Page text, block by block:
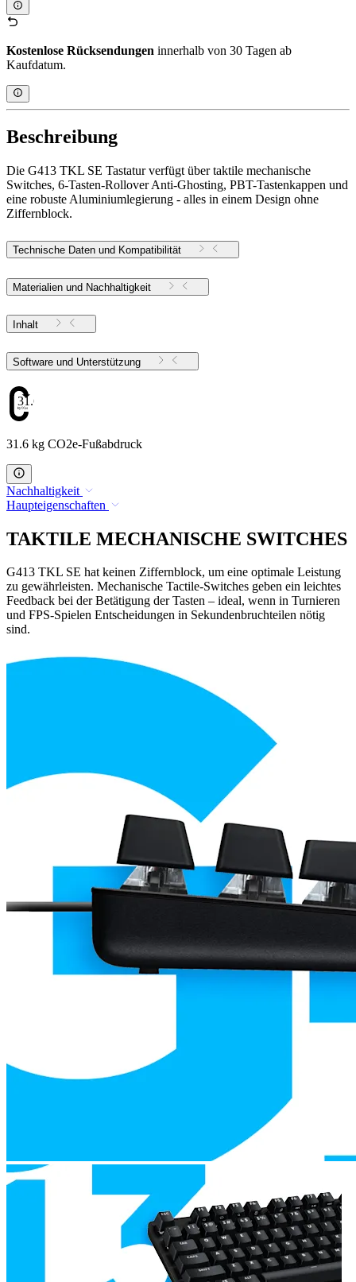
Kostenlose Rücksendungen innerhalb von 30 Tagen ab
Kaufdatum.
Beschreibung
Die G413 TKL SE Tastatur verfügt über taktile mechanische
Switches, 6-Tasten-Rollover Anti-Ghosting, PBT-Tastenkappen und
eine robuste Aluminiumlegierung - alles in einem Design ohne
Ziffernblock.
Technische Daten und Kompatibilität
Materialien und Nachhaltigkeit
Inhalt
Software und Unterstützung
31.6
31.6 kg CO2e-Fußabdruck
Nachhaltigkeit
Haupteigenschaften
TAKTILE MECHANISCHE SWITCHES
G413 TKL SE hat keinen Ziffernblock, um eine optimale Leistung
zu gewährleisten. Mechanische Tactile-Switches geben ein leichtes
Feedback bei der Betätigung der Tasten – ideal, wenn in Turnieren
und FPS-Spielen Entscheidungen in Sekundenbruchteilen nötig
sind.